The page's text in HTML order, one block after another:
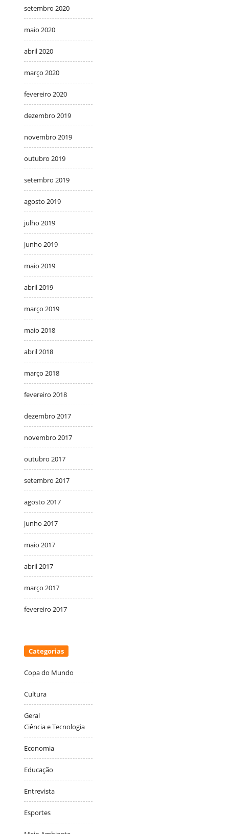
setembro 2020
maio 2020
abril 2020
março 2020
fevereiro 2020
dezembro 2019
novembro 2019
outubro 2019
setembro 2019
agosto 2019
julho 2019
junho 2019
maio 2019
abril 2019
março 2019
maio 2018
abril 2018
março 2018
fevereiro 2018
dezembro 2017
novembro 2017
outubro 2017
setembro 2017
agosto 2017
junho 2017
maio 2017
abril 2017
março 2017
fevereiro 2017
Categorias
Copa do Mundo
Cultura
Geral
Ciência e Tecnologia
Economia
Educação
Entrevista
Esportes